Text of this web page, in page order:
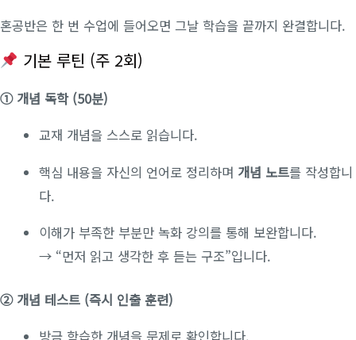
혼공반은 한 번 수업에 들어오면 그날 학습을 끝까지 완결합니다.
기본 루틴 (주 2회)
① 개념 독학 (50분)
교재 개념을 스스로 읽습니다.
핵심 내용을 자신의 언어로 정리하며 개념 노트를 작성합니
다.
이해가 부족한 부분만 녹화 강의를 통해 보완합니다.
→ “먼저 읽고 생각한 후 듣는 구조”입니다.
② 개념 테스트 (즉시 인출 훈련)